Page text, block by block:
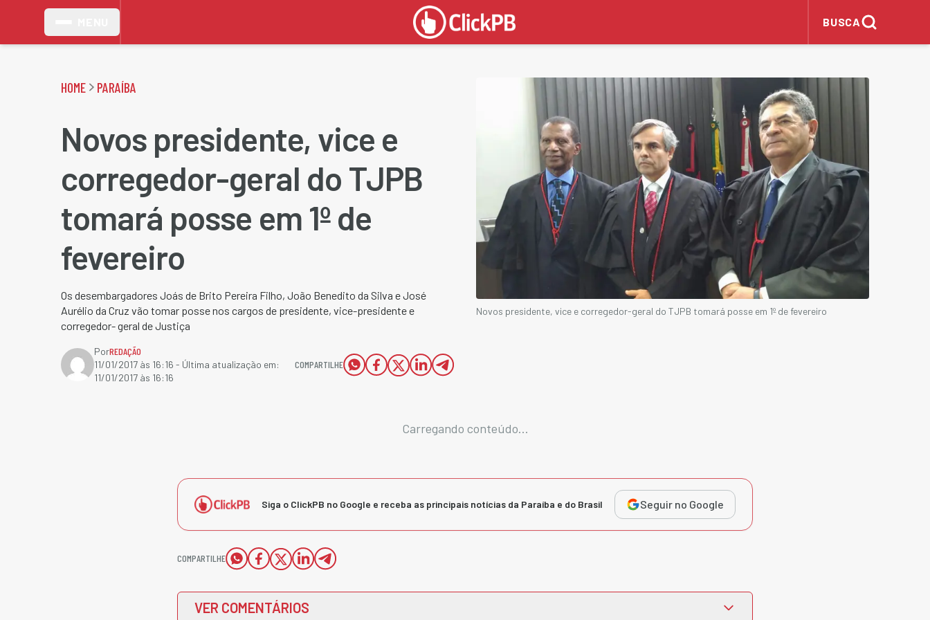
BUSCA
HOME PARAÍBA
Novos presidente, vice e
corregedor-geral do TJPB
tomará posse em 1º de
fevereiro
Os desembargadores Joás de Brito Pereira Filho, João Benedito da Silva e José
Aurélio da Cruz vão tomar posse nos cargos de presidente, vice-presidente e
corregedor- geral de Justiça
PorREDAÇÃO
11/01/2017 às 16:16 - Última atualização em:
11/01/2017 às 16:16
COMPARTILHE
Novos presidente, vice e corregedor-geral do TJPB tomará posse em 1º de fevereiro
Carregando conteúdo...
Siga o ClickPB no Google e receba as principais notícias da Paraíba e do Brasil Seguir no Google
COMPARTILHE
VER COMENTÁRIOS